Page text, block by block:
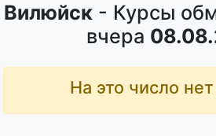
Вилюйск - Курсы
вчера
На это число